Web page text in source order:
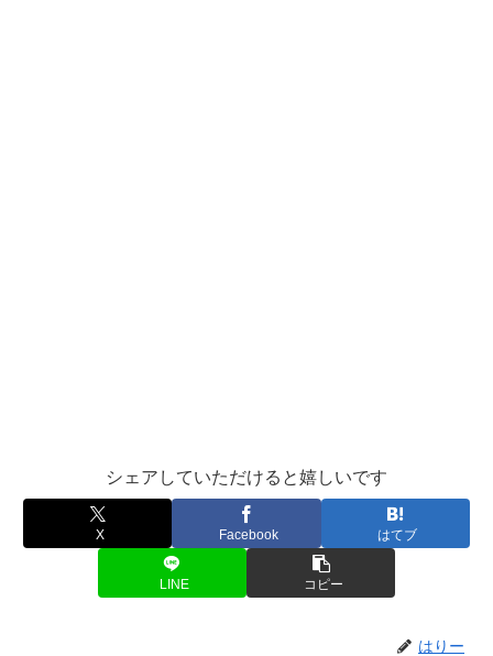
シェアしていただけると嬉しいです
X Facebook はてブ
LINE コピー
はりー